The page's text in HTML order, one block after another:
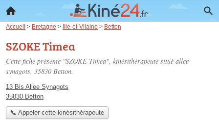
Accueil > Bretagne > Ille-et-Vilaine > Betton
SZOKE Timea
Cette fiche présente "SZOKE Timea", kinésithérapeute situé allee
synagots, 35830 Betton.
13 Bis Allee Synagots
35830 Betton
📞 Appeler cette kinésithérapeute